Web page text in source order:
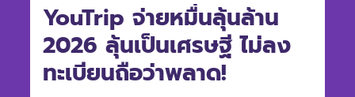
YouTrip จ่ายหมื่นลุ้นล้าน
2026 ลุ้นเป็นเศรษฐี ไม่ลง
ทะเบียนถือว่าพลาด!